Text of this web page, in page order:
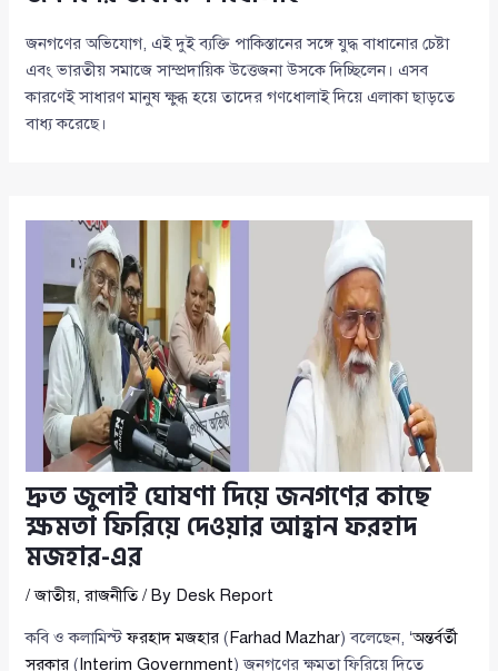
জনগণের অভিযোগ, এই দুই ব্যক্তি পাকিস্তানের সঙ্গে যুদ্ধ বাধানোর চেষ্টা
এবং ভারতীয় সমাজে সাম্প্রদায়িক উত্তেজনা উসকে দিচ্ছিলেন। এসব
কারণেই সাধারণ মানুষ ক্ষুব্ধ হয়ে তাদের গণধোলাই দিয়ে এলাকা ছাড়তে
বাধ্য করেছে।
দ্রুত জুলাই ঘোষণা দিয়ে জনগণের কাছে
ক্ষমতা ফিরিয়ে দেওয়ার আহ্বান ফরহাদ
মজহার-এর
/জাতীয়,রাজনীতি/ By Desk Report
কবি ও কলামিস্টফরহাদ মজহার ( Farhad Mazhar) বলেছেন, ‌‘অন্তর্বর্তী
সরকার ( Interim Government) জনগণের ক্ষমতা ফিরিয়ে দিতে